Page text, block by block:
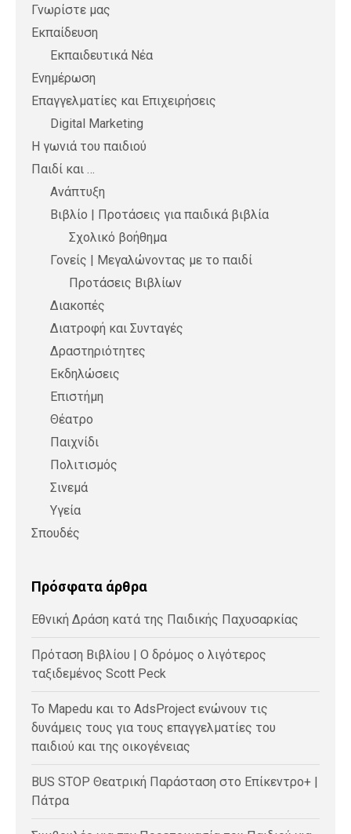
Γνωρίστε μας
Εκπαίδευση
Εκπαιδευτικά Νέα
Ενημέρωση
Επαγγελματίες και Επιχειρήσεις
Digital Marketing
Η γωνιά του παιδιού
Παιδί και …
Ανάπτυξη
Βιβλίο | Προτάσεις για παιδικά βιβλία
Σχολικό βοήθημα
Γονείς | Μεγαλώνοντας με το παιδί
Προτάσεις Βιβλίων
Διακοπές
Διατροφή και Συνταγές
Δραστηριότητες
Εκδηλώσεις
Επιστήμη
Θέατρο
Παιχνίδι
Πολιτισμός
Σινεμά
Υγεία
Σπουδές
Πρόσφατα άρθρα
Εθνική Δράση κατά της Παιδικής Παχυσαρκίας
Πρόταση Βιβλίου | Ο δρόμος ο λιγότερος
ταξιδεμένος Scott Peck
Το Mapedu και το AdsProject ενώνουν τις
δυνάμεις τους για τους επαγγελματίες του
παιδιού και της οικογένειας
BUS STOP Θεατρική Παράσταση στο Επίκεντρο+ |
Πάτρα